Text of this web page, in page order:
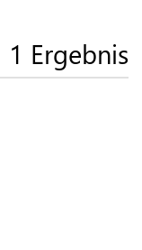
1 Ergebnis